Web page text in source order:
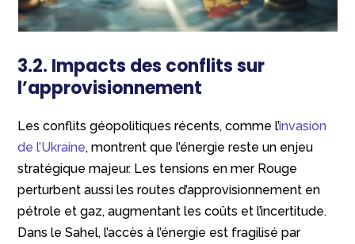
3.2. Impacts des conflits sur
l’approvisionnement
Les conflits géopolitiques récents, comme l’invasion
de l’Ukraine, montrent que l’énergie reste un enjeu
stratégique majeur. Les tensions en mer Rouge
perturbent aussi les routes d’approvisionnement en
pétrole et gaz, augmentant les coûts et l’incertitude.
Dans le Sahel, l’accès à l’énergie est fragilisé par